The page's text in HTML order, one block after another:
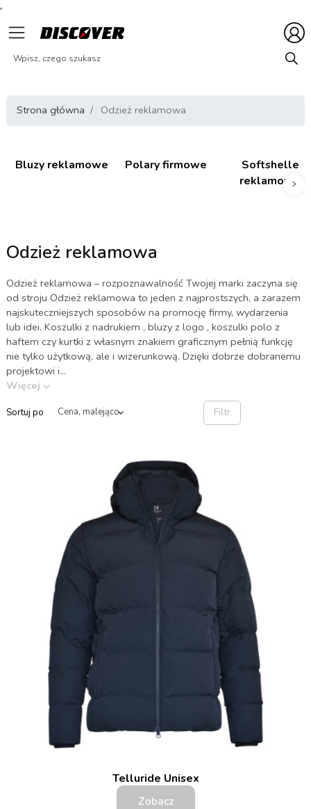
Strona główna Odzież reklamowa
Bluzy reklamowe Polary firmowe
Softshelle
reklamowe
Odzież reklamowa
Odzież reklamowa – rozpoznawalność Twojej marki zaczyna się
od stroju Odzież reklamowa to jeden z najprostszych, a zarazem
najskuteczniejszych sposobów na promocję firmy, wydarzenia
lub idei. Koszulki z nadrukiem , bluzy z logo , koszulki polo z
haftem czy kurtki z własnym znakiem graficznym pełnią funkcję
nie tylko użytkową, ale i wizerunkową. Dzięki dobrze dobranemu
projektowi i...
Więcej
Sortuj po Filtr
Telluride Unisex
Zobacz